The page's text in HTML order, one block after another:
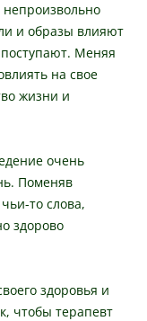
непроизвольно
и образы влияют
Меняя
на свое
жизни и
очень
Поменяв
то слова,
здорово
здоровья и
чтобы терапевт